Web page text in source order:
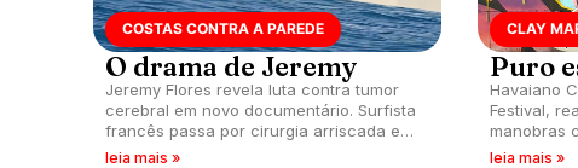
COSTAS CONTRA A PAREDE
O drama de Jeremy
Jeremy Flores revela luta contra tumor
cerebral em novo documentário. Surfista
francês passa por cirurgia arriscada e
hoje treina equipe olímpica. Tumor segue
leia mais »
CLAY
Puro
Havaiano
Festival,
manobras
leia mais »